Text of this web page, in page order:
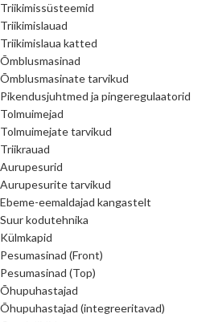
Triikimissüsteemid
Triikimislauad
Triikimislaua katted
Õmblusmasinad
Õmblusmasinate tarvikud
Pikendusjuhtmed ja pingeregulaatorid
Tolmuimejad
Tolmuimejate tarvikud
Triikrauad
Aurupesurid
Aurupesurite tarvikud
Ebeme-eemaldajad kangastelt
Suur kodutehnika
Külmkapid
Pesumasinad (Front)
Pesumasinad (Top)
Õhupuhastajad
Õhupuhastajad (integreeritavad)